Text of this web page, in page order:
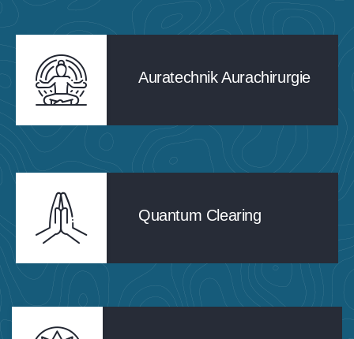
Auratechnik Aurachirurgie
Quantum Clearing